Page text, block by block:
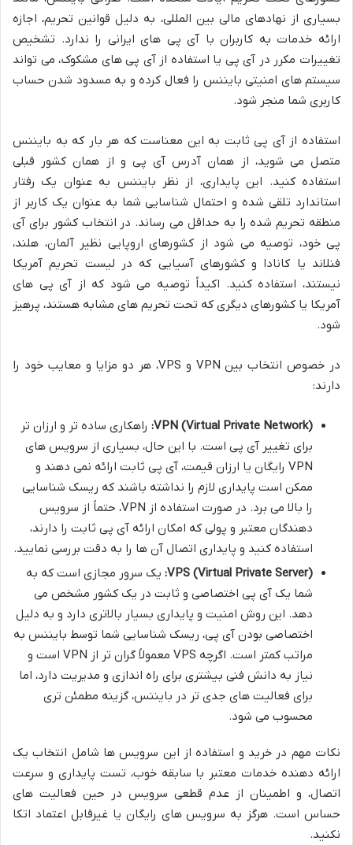
بسیاری از نهادهای مالی بین المللی، به دلیل قوانین تحریم، اجازه
ارائه خدمات به کاربران با آی پی های ایرانی را ندارد. تشخیص
تغییرات مکرر در آی پی یا استفاده از آی پی های مشکوک، می تواند
سیستم های امنیتی بایننس را فعال کرده و به مسدود شدن حساب
کاربری شما منجر شود.
استفاده از آی پی ثابت به این معناست که هر بار که به بایننس
متصل می شوید، از همان آدرس آی پی و از همان کشور قبلی
استفاده کنید. این پایداری، از نظر بایننس به عنوان یک رفتار
استاندارد تلقی شده و احتمال شناسایی شما به عنوان یک کاربر از
منطقه تحریم شده را به حداقل می رساند. در انتخاب کشور برای آی
پی خود، توصیه می شود از کشورهای اروپایی نظیر آلمان، هلند،
فنلاند یا کانادا و کشورهای آسیایی که در لیست تحریم آمریکا
نیستند، استفاده کنید. اکیداً توصیه می شود که از آی پی های
آمریکا یا کشورهای دیگری که تحت تحریم های مشابه هستند، پرهیز
شود.
در خصوص انتخاب بین VPN و VPS، هر دو مزایا و معایب خود را
دارند:
VPN (Virtual Private Network): راهکاری ساده تر و ارزان تر
برای تغییر آی پی است. با این حال، بسیاری از سرویس های
VPN رایگان یا ارزان قیمت، آی پی ثابت ارائه نمی دهند و
ممکن است پایداری لازم را نداشته باشند که ریسک شناسایی
را بالا می برد. در صورت استفاده از VPN، حتماً از سرویس
دهندگان معتبر و پولی که امکان ارائه آی پی ثابت را دارند،
استفاده کنید و پایداری اتصال آن ها را به دقت بررسی نمایید.
VPS (Virtual Private Server): یک سرور مجازی است که به
شما یک آی پی اختصاصی و ثابت در یک کشور مشخص می
دهد. این روش امنیت و پایداری بسیار بالاتری دارد و به دلیل
اختصاصی بودن آی پی، ریسک شناسایی شما توسط بایننس به
مراتب کمتر است. اگرچه VPS معمولاً گران تر از VPN است و
نیاز به دانش فنی بیشتری برای راه اندازی و مدیریت دارد، اما
برای فعالیت های جدی تر در بایننس، گزینه مطمئن تری
محسوب می شود.
نکات مهم در خرید و استفاده از این سرویس ها شامل انتخاب یک
ارائه دهنده خدمات معتبر با سابقه خوب، تست پایداری و سرعت
اتصال، و اطمینان از عدم قطعی سرویس در حین فعالیت های
حساس است. هرگز به سرویس های رایگان یا غیرقابل اعتماد اتکا
نکنید.